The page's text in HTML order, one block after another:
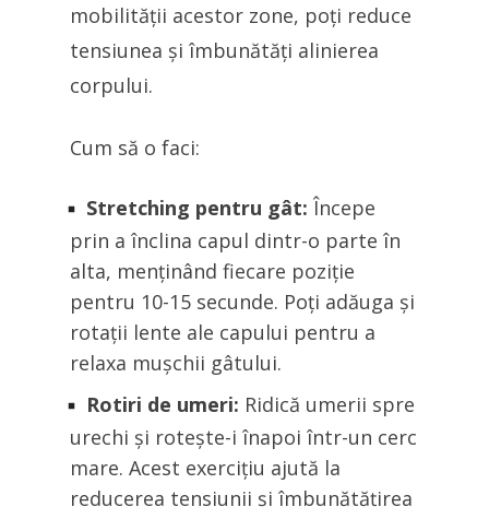
mobilității acestor zone, poți reduce
tensiunea și îmbunătăți alinierea
corpului.
Cum să o faci:
Stretching pentru gât: Începe
prin a înclina capul dintr-o parte în
alta, menținând fiecare poziție
pentru 10-15 secunde. Poți adăuga și
rotații lente ale capului pentru a
relaxa mușchii gâtului.
Rotiri de umeri: Ridică umerii spre
urechi și rotește-i înapoi într-un cerc
mare. Acest exercițiu ajută la
reducerea tensiunii și îmbunătățirea